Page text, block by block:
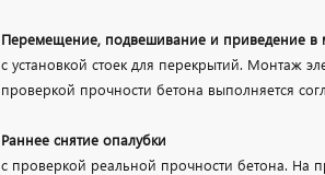
Перемещение, подвешивание и приведение
с установкой стоек для перекрытий. Монтаж
проверкой прочности бетона выполняется
Раннее снятие опалубки
с проверкой реальной прочности бетона. На